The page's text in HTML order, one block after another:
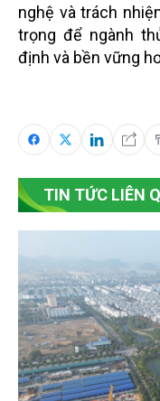
nghệ và trách
trọng để ngành
định và bền vững
TIN TỨC LIÊN